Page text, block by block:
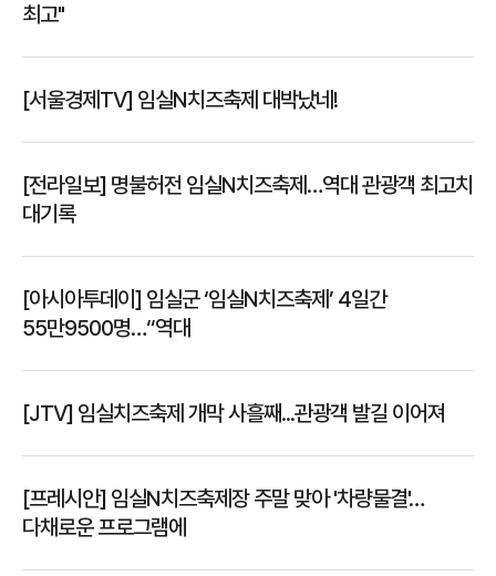
최고"
[서울경제TV] 임실N치즈축제 대박났네!
[전라일보] 명불허전 임실N치즈축제…역대 관광객 최고치
대기록
[아시아투데이] 임실군 ‘임실N치즈축제’ 4일간
55만9500명…“역대
[JTV] 임실치즈축제 개막 사흘째...관광객 발길 이어져
[프레시안] 임실N치즈축제장 주말 맞아 '차량물결'…
다채로운 프로그램에